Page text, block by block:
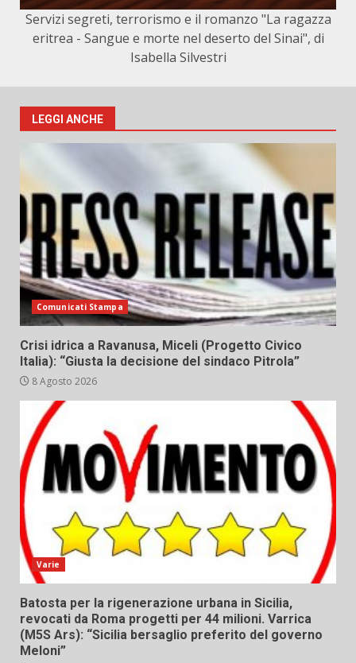
Servizi segreti, terrorismo e il romanzo "La ragazza
eritrea - Sangue e morte nel deserto del Sinai", di
Isabella Silvestri
LEGGI ANCHE
Comunicati Stampa
Crisi idrica a Ravanusa, Miceli (Progetto Civico
Italia): “Giusta la decisione del sindaco Pitrola”
8 Agosto 2026
Varie
Batosta per la rigenerazione urbana in Sicilia,
revocati da Roma progetti per 44 milioni. Varrica
(M5S Ars): “Sicilia bersaglio preferito del governo
Meloni”